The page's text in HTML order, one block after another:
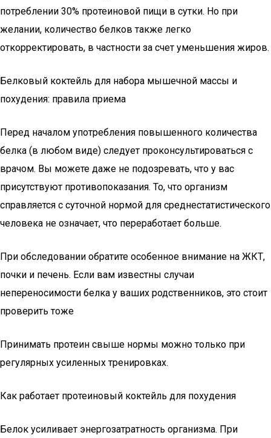
потреблении 30% протеиновой пищи в сутки. Но при
желании, количество белков также легко
откорректировать, в частности за счет уменьшения жиров.
Белковый коктейль для набора мышечной массы и
похудения: правила приема
Перед началом употребления повышенного количества
белка (в любом виде) следует проконсультироваться с
врачом. Вы можете даже не подозревать, что у вас
присутствуют противопоказания. То, что организм
справляется с суточной нормой для среднестатистического
человека не означает, что переработает больше.
При обследовании обратите особенное внимание на ЖКТ,
почки и печень. Если вам известны случаи
непереносимости белка у ваших родственников, это стоит
проверить тоже
Принимать протеин свыше нормы можно только при
регулярных усиленных тренировках.
Как работает протеиновый коктейль для похудения
Белок усиливает энергозатратность организма. При